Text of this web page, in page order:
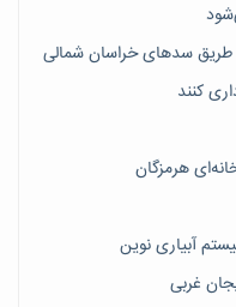
کنند
هرمزگان